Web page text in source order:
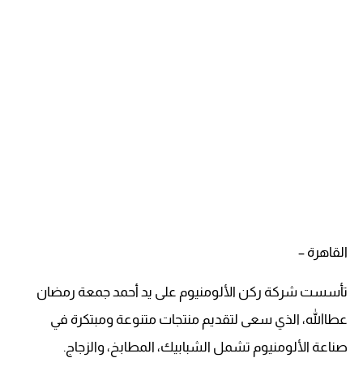
القاهرة –
تأسست شركة ركن الألومنيوم على يد أحمد جمعة رمضان
عطاالله، الذي سعى لتقديم منتجات متنوعة ومبتكرة في
صناعة الألومنيوم تشمل الشبابيك، المطابخ، والزجاج.